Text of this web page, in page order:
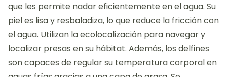
que les permite nadar eficientemente en el agua. Su
piel es lisa y resbaladiza, lo que reduce la fricción con
el agua. Utilizan la ecolocalización para navegar y
localizar presas en su hábitat. Además, los delfines
son capaces de regular su temperatura corporal en